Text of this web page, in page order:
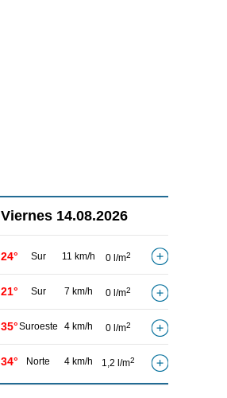
Viernes 14.08.2026
24° Sur 11 km/h 0 l/m2
21° Sur 7 km/h 0 l/m2
35°Suroeste 4 km/h 0 l/m2
34° Norte 4 km/h 1,2 l/m2